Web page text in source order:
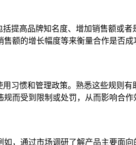
提高品牌知名度、增加销售额或
额的增长幅度等来衡量合作是否成
习惯和管理政策。熟悉这些规则
而受到限制或处罚，从而影响合作
，通过市场调研了解产品主要面